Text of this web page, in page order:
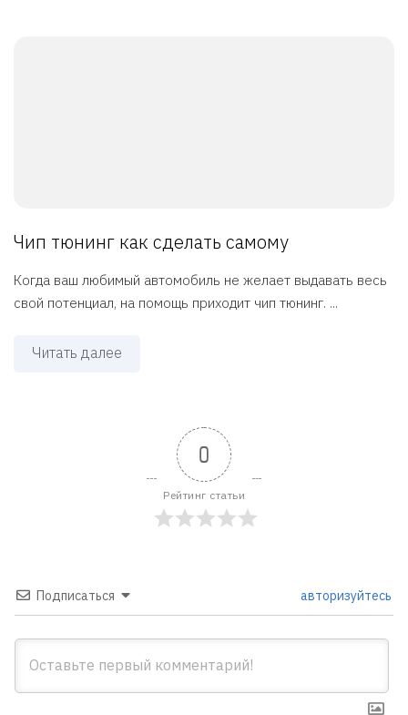
Чип тюнинг как сделать самому
Когда ваш любимый автомобиль не желает выдавать весь
свой потенциал, на помощь приходит чип тюнинг. ...
Читать далее
0
Рейтинг статьи
Подписаться авторизуйтесь